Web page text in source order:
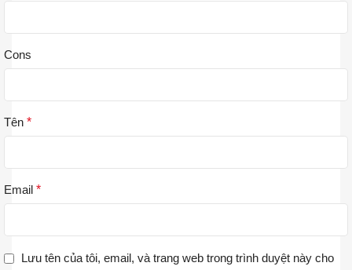
Cons
Tên *
Email *
Lưu tên của tôi, email, và trang web trong trình duyệt này cho